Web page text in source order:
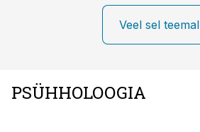
Veel sel teemal
PSÜHHOLOOGIA